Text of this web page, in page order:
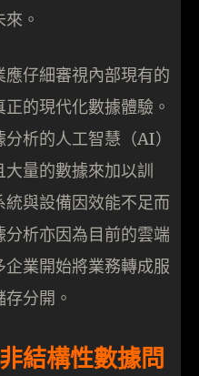
。
仔細審視內部現有的
的現代化數據體驗。
析的人工智慧（AI）
量的數據來加以訓
與設備因效能不足而
析亦因為目前的雲端
業開始將業務轉成服
分開。
結構性數據問